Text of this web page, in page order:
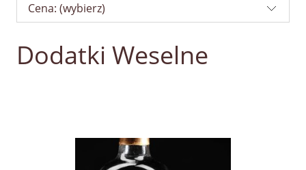
Cena: (wybierz)
Dodatki Weselne